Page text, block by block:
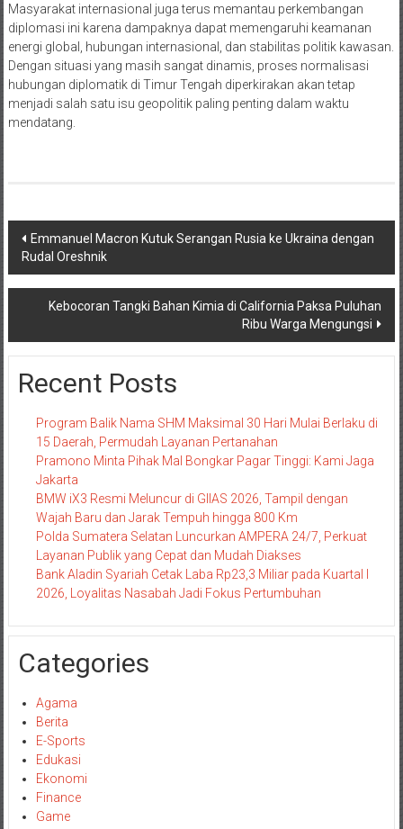
Masyarakat internasional juga terus memantau perkembangan
diplomasi ini karena dampaknya dapat memengaruhi keamanan
energi global, hubungan internasional, dan stabilitas politik kawasan.
Dengan situasi yang masih sangat dinamis, proses normalisasi
hubungan diplomatik di Timur Tengah diperkirakan akan tetap
menjadi salah satu isu geopolitik paling penting dalam waktu
mendatang.
Navigasi
pos
Emmanuel Macron Kutuk Serangan Rusia ke Ukraina dengan
Rudal Oreshnik
Kebocoran Tangki Bahan Kimia di California Paksa Puluhan
Ribu Warga Mengungsi
Recent Posts
Program Balik Nama SHM Maksimal 30 Hari Mulai Berlaku di
15 Daerah, Permudah Layanan Pertanahan
Pramono Minta Pihak Mal Bongkar Pagar Tinggi: Kami Jaga
Jakarta
BMW iX3 Resmi Meluncur di GIIAS 2026, Tampil dengan
Wajah Baru dan Jarak Tempuh hingga 800 Km
Polda Sumatera Selatan Luncurkan AMPERA 24/7, Perkuat
Layanan Publik yang Cepat dan Mudah Diakses
Bank Aladin Syariah Cetak Laba Rp23,3 Miliar pada Kuartal I
2026, Loyalitas Nasabah Jadi Fokus Pertumbuhan
Categories
Agama
Berita
E-Sports
Edukasi
Ekonomi
Finance
Game